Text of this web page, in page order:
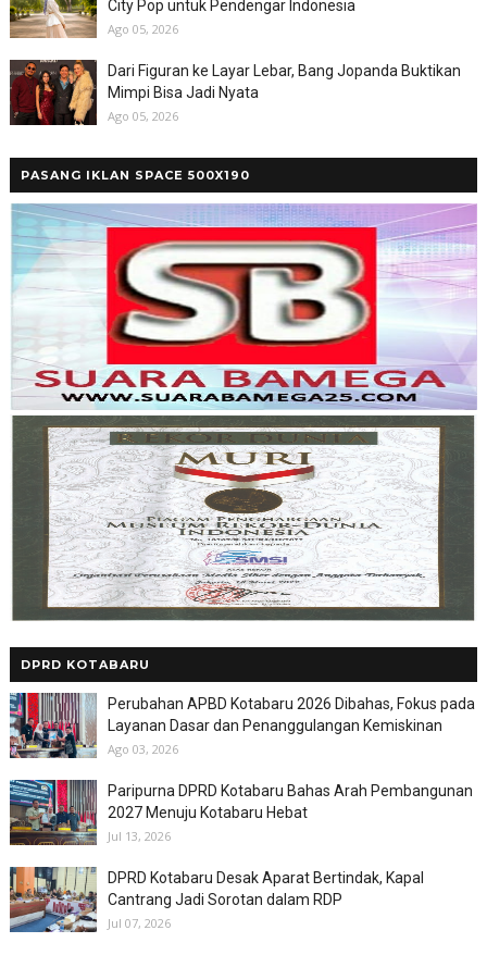
City Pop untuk Pendengar Indonesia
Ago 05, 2026
Dari Figuran ke Layar Lebar, Bang Jopanda Buktikan
Mimpi Bisa Jadi Nyata
Ago 05, 2026
PASANG IKLAN SPACE 500X190
DPRD KOTABARU
Perubahan APBD Kotabaru 2026 Dibahas, Fokus pada
Layanan Dasar dan Penanggulangan Kemiskinan
Ago 03, 2026
Paripurna DPRD Kotabaru Bahas Arah Pembangunan
2027 Menuju Kotabaru Hebat
Jul 13, 2026
DPRD Kotabaru Desak Aparat Bertindak, Kapal
Cantrang Jadi Sorotan dalam RDP
Jul 07, 2026